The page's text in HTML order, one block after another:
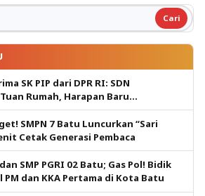
SK PIP dari DPR RI: SDN
Rumah, Harapan Baru
SMPN 7 Batu Luncurkan “Sari
Cetak Generasi Pembaca
SMP PGRI 02 Batu; Gas Pol! Bidik
PM dan KKA Pertama di Kota Batu